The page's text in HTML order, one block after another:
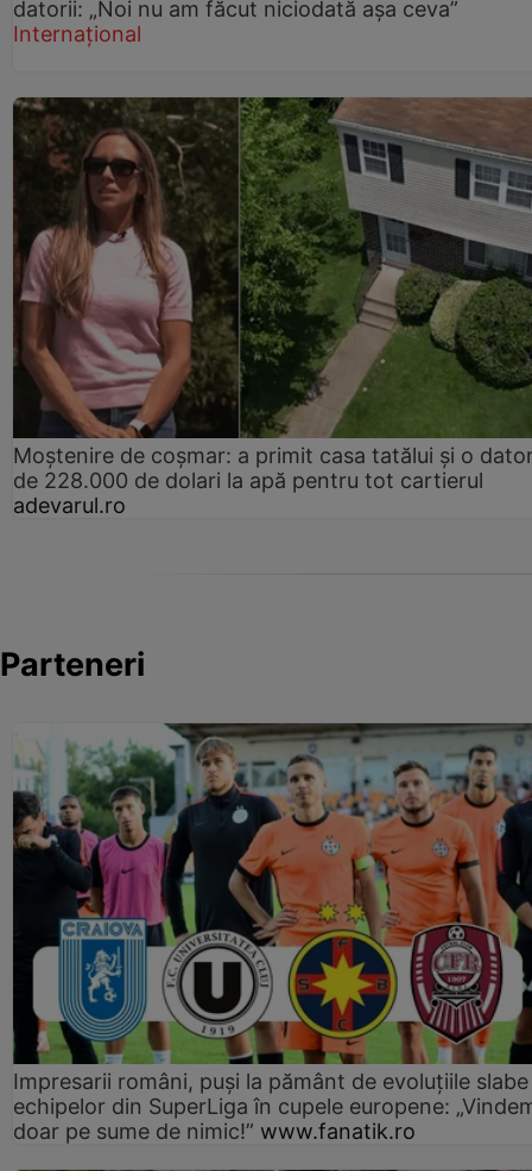
datorii: „Noi nu am făcut niciodată așa ceva”
Internațional
Moștenire de coșmar: a primit casa tatălui și o
de 228.000 de dolari la apă pentru tot cartierul
adevarul.ro
Parteneri
Impresarii români, puși la pământ de evoluțiile slabe
echipelor din SuperLiga în cupele europene:
doar pe sume de nimic!” www.fanatik.ro